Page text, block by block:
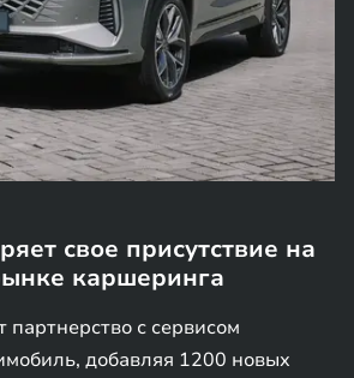
свое присутствие на
каршеринга
партнерство с сервисом
добавляя 1200 новых